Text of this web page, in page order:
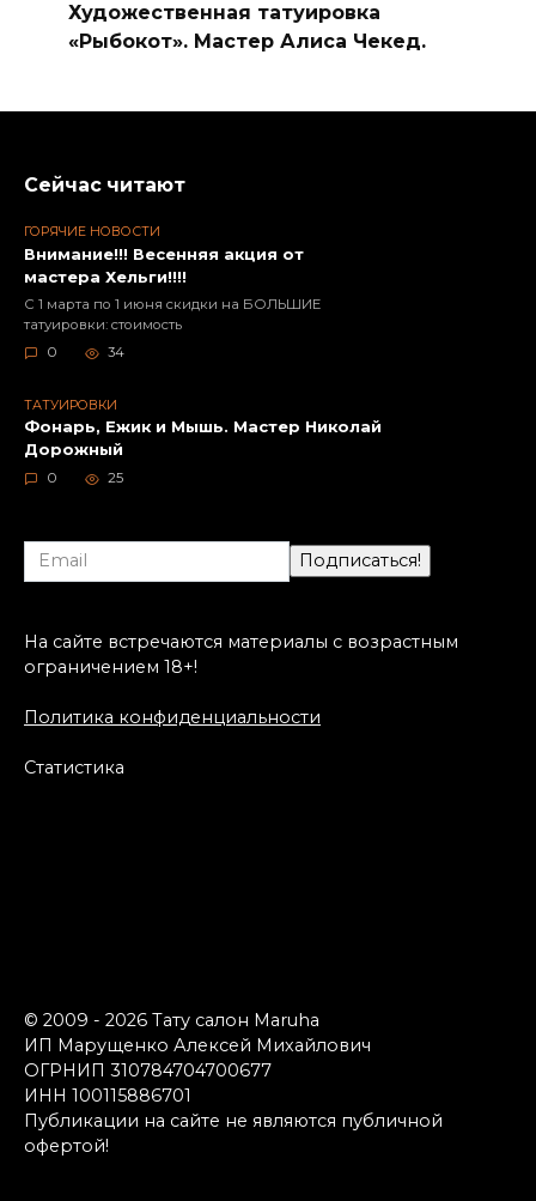
Художественная татуировка
«Рыбокот». Мастер Алиса Чекед.
Сейчас читают
ГОРЯЧИЕ НОВОСТИ
Внимание!!! Весенняя акция от
мастера Хельги!!!!
С 1 марта по 1 июня скидки на БОЛЬШИЕ
татуировки: стоимость
0
34
ТАТУИРОВКИ
Фонарь, Ежик и Мышь. Мастер Николай
Дорожный
0 25
На сайте встречаются материалы с возрастным
ограничением 18+!
Политика конфиденциальности
Статистика
© 2009 - 2026 Тату салон Maruha
ИП Марущенко Алексей Михайлович
ОГРНИП 310784704700677
ИНН 100115886701
Публикации на сайте не являются публичной
офертой!